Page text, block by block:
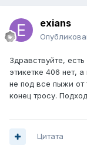
exians
Здравствуйте,
этикетке 406 нет, а
не под все пыжи от
конец тросу.
Цитата